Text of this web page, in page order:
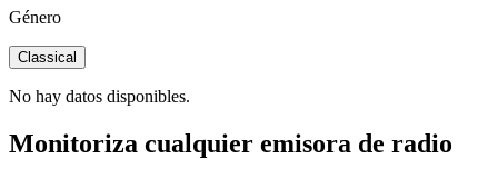
Género
Classical
No hay datos disponibles.
Monitoriza cualquier emisora de radio